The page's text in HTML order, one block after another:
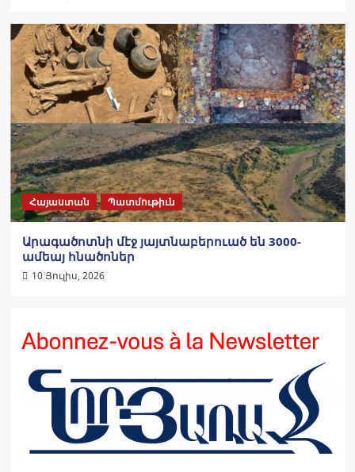
Հայաստան Պատմութիւն
Արագածոտնի մէջ յայտնաբերուած են 3000-
ամեայ հնածոներ
10 Յուլիս, 2026